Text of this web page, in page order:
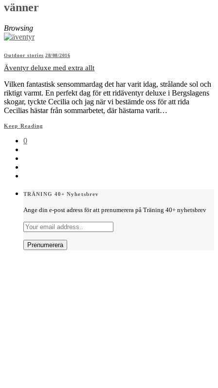
vänner
Browsing
Outdoor stories 28/08/2016
Äventyr deluxe med extra allt
Vilken fantastisk sensommardag det har varit idag, strålande sol och
riktigt varmt. En perfekt dag för ett ridäventyr deluxe i Bergslagens
skogar, tyckte Cecilia och jag när vi bestämde oss för att rida
Cecilias hästar från sommarbetet, där hästarna varit…
Keep Reading
0
TRÄNING 40+ Nyhetsbrev
Ange din e-post adress för att prenumerera på Träning 40+ nyhetsbrev